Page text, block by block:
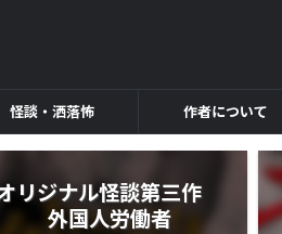
怪談・洒落怖 作者について
リジナル怪談第三作
外国人労働者